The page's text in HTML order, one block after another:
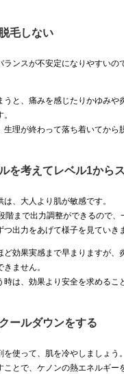
毛しない
ランスが不安定になりやすいの
うと、痛みを感じたりかゆみや
理が終わって落ち着いてから
を考えてレベル1から
、大人より肌が敏感です。
階まで出力調整ができるので、
出力をあげて様子を見ていき
ど効果実感まで早まりますが、
ません。
は、効果より安全を求めるこ
ールダウンをする
使って、肌を冷やしましょう。
ことで、ケノンの熱エネルギー